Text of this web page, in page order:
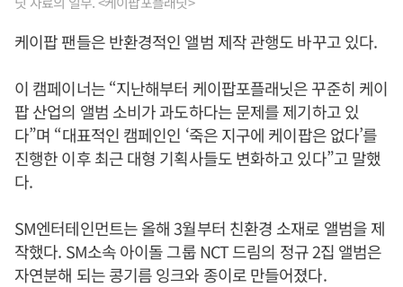
케이팝 팬들은 반환경적인 앨범 제작 관행도 바꾸고 있다.
이 캠페이너는 “지난해부터 케이팝포플래닛은 꾸준히 케이
팝 산업의 앨범 소비가 과도하다는 문제를 제기하고 있
다”며 “대표적인 캠페인인 ‘죽은 지구에 케이팝은 없다’를
진행한 이후 최근 대형 기획사들도 변화하고 있다”고 말했
다.
SM엔터테인먼트는 올해 3월부터 친환경 소재로 앨범을 제
작했다. SM소속 아이돌 그룹 NCT 드림의 정규 2집 앨범은
자연분해 되는 콩기름 잉크와 종이로 만들어졌다.